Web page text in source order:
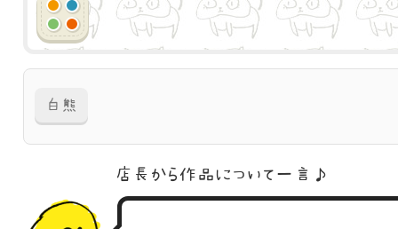
白熊
店長から作品に ついて一言♪